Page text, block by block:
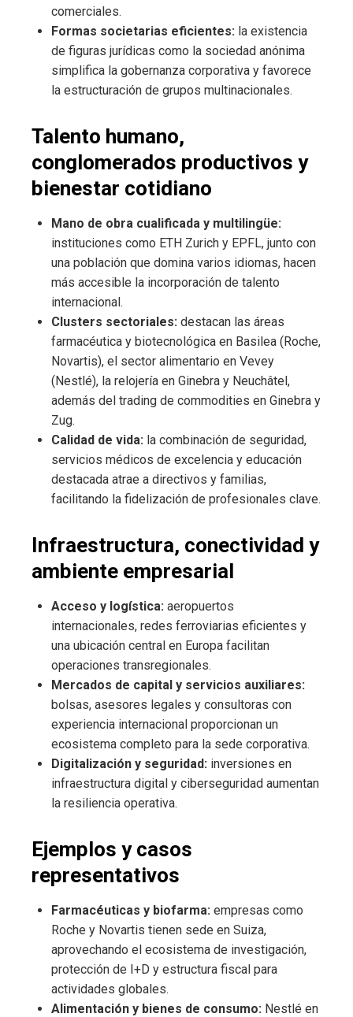
comerciales.
Formas societarias eficientes: la existencia
de figuras jurídicas como la sociedad anónima
simplifica la gobernanza corporativa y favorece
la estructuración de grupos multinacionales.
Talento humano,
conglomerados productivos y
bienestar cotidiano
Mano de obra cualificada y multilingüe:
instituciones como ETH Zurich y EPFL, junto con
una población que domina varios idiomas, hacen
más accesible la incorporación de talento
internacional.
Clusters sectoriales: destacan las áreas
farmacéutica y biotecnológica en Basilea (Roche,
Novartis), el sector alimentario en Vevey
(Nestlé), la relojería en Ginebra y Neuchâtel,
además del trading de commodities en Ginebra y
Zug.
Calidad de vida: la combinación de seguridad,
servicios médicos de excelencia y educación
destacada atrae a directivos y familias,
facilitando la fidelización de profesionales clave.
Infraestructura, conectividad y
ambiente empresarial
Acceso y logística: aeropuertos
internacionales, redes ferroviarias eficientes y
una ubicación central en Europa facilitan
operaciones transregionales.
Mercados de capital y servicios auxiliares:
bolsas, asesores legales y consultoras con
experiencia internacional proporcionan un
ecosistema completo para la sede corporativa.
Digitalización y seguridad: inversiones en
infraestructura digital y ciberseguridad aumentan
la resiliencia operativa.
Ejemplos y casos
representativos
Farmacéuticas y biofarma: empresas como
Roche y Novartis tienen sede en Suiza,
aprovechando el ecosistema de investigación,
protección de I+D y estructura fiscal para
actividades globales.
Alimentación y bienes de consumo: Nestlé en